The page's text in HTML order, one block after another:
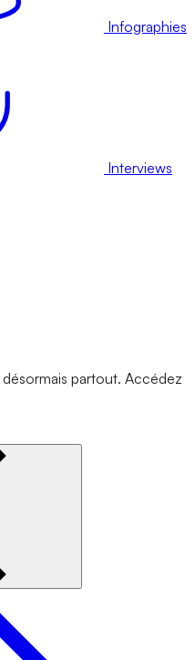
Infographies
Interviews
partout. Accédez